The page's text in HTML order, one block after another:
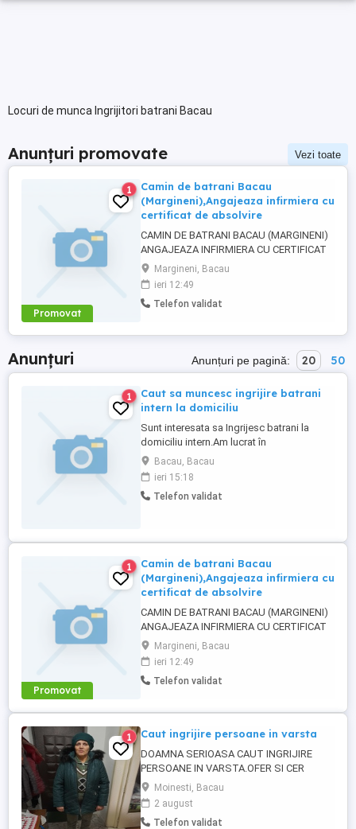
Locuri de munca Ingrijitori batrani Bacau
Anunțuri promovate Vezi toate
Promovat
1
Camin de batrani Bacau
(Margineni),Angajeaza infirmiera cu
certificat de absolvire
CAMIN DE BATRANI BACAU (MARGINENI)
ANGAJEAZA INFIRMIERA CU CERTIFICAT
DE ABSOLVIRE salariu negociabil si bonuri
de masa
Margineni, Bacau
ieri 12:49
Telefon validat
Anunțuri Anunțuri pe pagină: 20 50
1
Caut sa muncesc ingrijire batrani
intern la domiciliu
Sunt interesata sa Ingrijesc batrani la
domiciliu intern.Am lucrat în
străinătate.Nefumatoare.Ma ocup de
cumparaturi.mancare
.curatenie.administrare medicamente.
Cerere serioasa.
Bacau, Bacau
ieri 15:18
Telefon validat
Promovat
1
Camin de batrani Bacau
(Margineni),Angajeaza infirmiera cu
certificat de absolvire
CAMIN DE BATRANI BACAU (MARGINENI)
ANGAJEAZA INFIRMIERA CU CERTIFICAT
DE ABSOLVIRE salariu negociabil si bonuri
de masa
Margineni, Bacau
ieri 12:49
Telefon validat
1 Caut ingrijire persoane in varsta
DOAMNA SERIOASA CAUT INGRIJIRE
PERSOANE IN VARSTA.OFER SI CER
SERIOZITATE.RELATII TEL. SAU . .
Moinesti, Bacau
2 august
Telefon validat